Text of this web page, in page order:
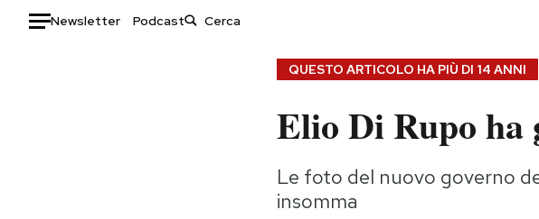
Newsletter Podcast
Consumismi
QUESTO ARTICOLO HA PIÙ DI 14 ANNI
Elio Di Rupo ha
Le foto del nuovo governo
insomma